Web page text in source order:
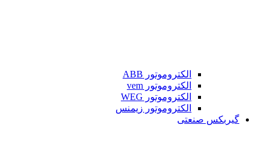
الکتروموتور ABB
الکتروموتور vem
الکتروموتور WEG
الکتروموتور زیمنس
گیربکس صنعتی